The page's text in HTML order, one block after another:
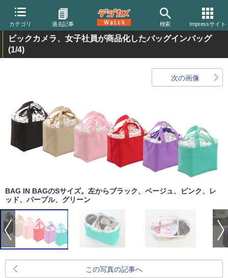
カテゴリ 過去記事 検索 Impressサイト
ビックカメラ、女子社員が商品化したバッグインバッグ
(1/4)
次の画像
BAG IN BAGのSサイズ。左からブラック、ベージュ、ピンク、レ
ッド、パープル、グリーン
この写真の記事へ